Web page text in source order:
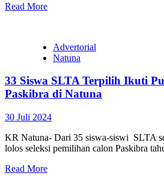
Read More
Advertorial
Natuna
33 Siswa SLTA Terpilih Ikuti
Paskibra di Natuna
30 Juli 2024
KR Natuna- Dari 35 siswa-siswi SLTA
lolos seleksi pemilihan calon Paskibra
Read More